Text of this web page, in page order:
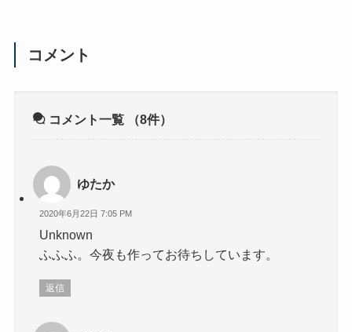
コメント
コメント一覧 （8件）
ゆたか
2020年6月22日 7:05 PM
Unknown
ふふふ。今夜も作ってお待ちしています。
返信